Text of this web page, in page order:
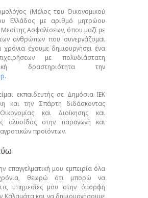
(Μέλος του Οικονομικού
Ελλάδος με αριθμό μητρώου
Μεσίτης Ασφαλίσεων, όπου μαζί με
ανθρώπων που συνεργάζομαι
έχουμε δημιουργήσει ένα
με πολυδιάστατη
δραστηριότητα την
.
εκπαιδευτής σε Δημόσια ΙΕΚ
και την Σπάρτη διδάσκοντας
και Διοίκησης και
αλυσίδας στην παραγωγή και
προϊόντων.
επαγγελματική μου εμπειρία όλα
θεωρώ ότι μπορώ να
υπηρεσίες μου στην όμορφη